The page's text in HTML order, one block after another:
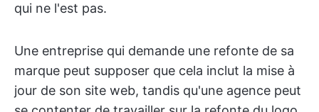
qui ne l'est pas.
Une entreprise qui demande une refonte de sa
marque peut supposer que cela inclut la mise à
jour de son site web, tandis qu'une agence peut